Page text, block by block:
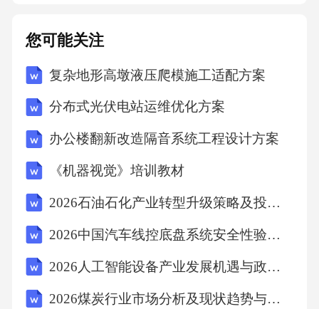
的反馈和评估，帮助学生及时了解自己的学习
情况和进步程度。这种实时的互动和反馈机制
有助于增强学生的学习动力和调整学习策略。
的进一步发展和完善，其在教育领域的应用将
更加广泛和深入。一方面，个性化教学将成为
主流，学生的个体差异将得到更好的尊重和满
足；另一方面，教育资源的配置将更加合理和
升。此外，自适应学习技术的发展还将促进教
育公平性的提升，使得优质教育资源能够覆盖
您可能关注
复杂地形高墩液压爬模施工适配方案
分布式光伏电站运维优化方案
办公楼翻新改造隔音系统工程设计方案
《机器视觉》培训教材
2026石油石化产业转型升级策略及投资风险评估分析
2026中国汽车线控底盘系统安全性验证标准与发展趋势报告
2026人工智能设备产业发展机遇与政策分析深度研究报告
2026煤炭行业市场分析及现状趋势与投资布局策略研究报告